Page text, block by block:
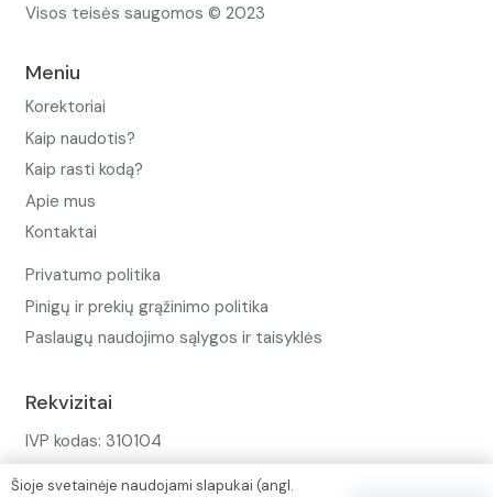
Visos teisės saugomos © 2023
Meniu
Korektoriai
Kaip naudotis?
Kaip rasti kodą?
Apie mus
Kontaktai
Privatumo politika
Pinigų ir prekių grąžinimo politika
Paslaugų naudojimo sąlygos ir taisyklės
Rekvizitai
IVP kodas: 310104
Šioje svetainėje naudojami slapukai (angl.